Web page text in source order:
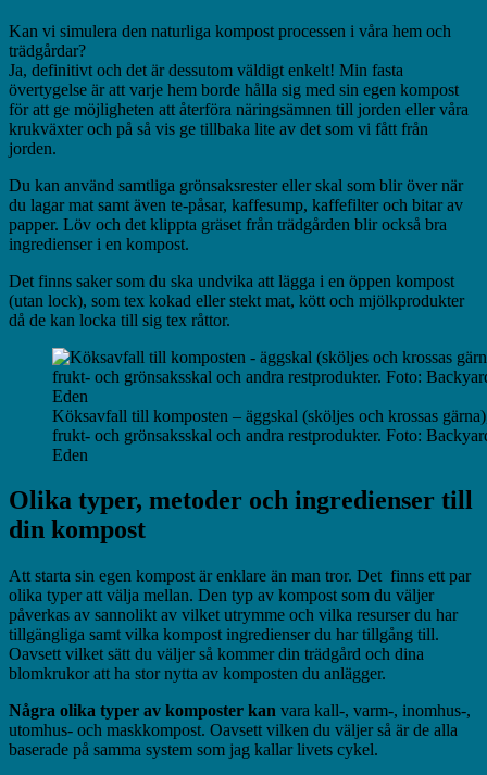
Kan vi simulera den naturliga kompost processen i våra hem och
trädgårdar?
Ja, definitivt och det är dessutom väldigt enkelt! Min fasta
övertygelse är att varje hem borde hålla sig med sin egen kompost
för att ge möjligheten att återföra näringsämnen till jorden eller våra
krukväxter och på så vis ge tillbaka lite av det som vi fått från
jorden.
Du kan använd samtliga grönsaksrester eller skal som blir över när
du lagar mat samt även te-påsar, kaffesump, kaffefilter och bitar av
papper. Löv och det klippta gräset från trädgården blir också bra
ingredienser i en kompost.
Det finns saker som du ska undvika att lägga i en öppen kompost
(utan lock), som tex kokad eller stekt mat, kött och mjölkprodukter
då de kan locka till sig tex råttor.
Köksavfall till komposten – äggskal (sköljes och krossas
frukt- och grönsaksskal och andra restprodukter. Foto:
Eden
Olika typer, metoder och ingredienser till
din kompost
Att starta sin egen kompost är enklare än man tror. Det finns ett par
olika typer att välja mellan. Den typ av kompost som du väljer
påverkas av sannolikt av vilket utrymme och vilka resurser du har
tillgängliga samt vilka kompost ingredienser du har tillgång till.
Oavsett vilket sätt du väljer så kommer din trädgård och dina
blomkrukor att ha stor nytta av komposten du anlägger.
Några olika typer av komposter kan vara kall-, varm-, inomhus-,
utomhus- och maskkompost. Oavsett vilken du väljer så är de alla
baserade på samma system som jag kallar livets cykel.